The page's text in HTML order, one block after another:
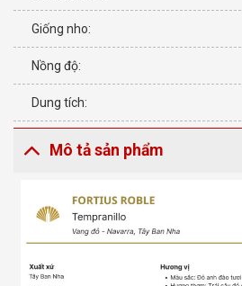
Giống nho:
Nồng độ:
Dung tích:
Mô tả sản phẩm